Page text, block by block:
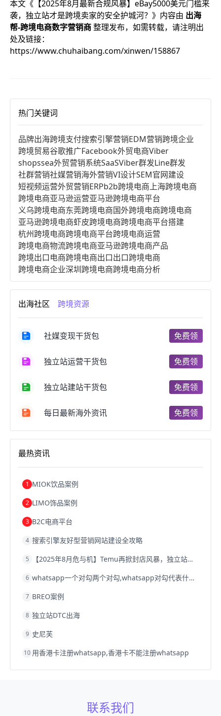
本文《 【2025年8月最新合规风暴】eBay5000美元门槛来
袭，独立站才是跨境卖家的安全护城河？ 》内容由 出海
帮-跨境电商数字营销商整理发布，如需转载，请注明出
处及链接：
https://www.chuhaibang.com/xinwen/158867
热门关键词
品牌出海跨境支付搜索引擎营销EDM营销跨境企业
跨境贸易谷歌推广Facebook外贸电商Viber
shopssea外贸营销系统SaaSViber群发Line群发
社群营销社媒营销海外营销VI设计SEM官网建设
短视频运营外贸营销ERPb2b跨境电商上海跨境电商
跨境电商亚马逊运营亚马逊跨境电商平台
义乌跨境电商东莞跨境电商国外跨境电商跨境电商
亚马逊跨境电商虾皮跨境电商跨境电商平台搭建
杭州跨境电商跨境电商平台跨境电商运营
跨境电商物流跨境电商亚马逊跨境电商产品
跨境出口电商跨境电商出口出口跨境电商
跨境电商企业深圳跨境电商跨境电商分析
进口跨境电商跨境电商服务广州跨境电商
跨境电商市场跨境电商创业跨境电商注册
跨境电商开店跨境电商营销
跨境电商商品个人跨境电商跨境电商案例
郑州跨境电商跨境电商趋势
跨境电商费用美国跨境电商
天津跨境电商东南亚跨境电商
跨境电商b2b阿里巴巴跨境电商
跨境电商关税
跨境电商建站
浙江跨境电商宁波跨境电商跨境电商的模式
跨境电商优势跨境电商的优势
出海社区 跨境资源
社媒变现干货包 免费领
独立站运营干货包 免费领
独立站建站干货包 免费领
每日最新海外资讯 免费领
最热资讯
1 MIOK饮品案例
2 LIMO饰品案例
3 B2C电商平台
4 搜索引擎友好型营销网站建设全攻略
5 【2025年8月危与机】Temu再掀封店风暴，独立站才是跨境卖家的避险通道
6 whatsapp一个对勾两个对勾,whatsapp对勾代表什么意思
7 BREO案例
8 独立站DTC出海
9 史尼芙
10 用香港卡注册whatsapp,香港卡不能注册whatsapp
联系我们